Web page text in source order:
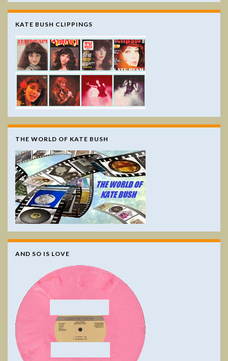
KATE BUSH CLIPPINGS
THE WORLD OF KATE BUSH
AND SO IS LOVE